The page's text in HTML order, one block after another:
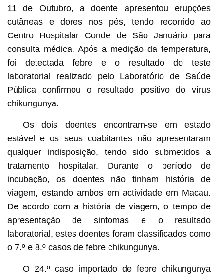
11 de Outubro, a doente apresentou erupções
cutâneas e dores nos pés, tendo recorrido ao
Centro Hospitalar Conde de São Januário para
consulta médica. Após a medição da temperatura,
foi detectada febre e o resultado do teste
laboratorial realizado pelo Laboratório de Saúde
Pública confirmou o resultado positivo do vírus
chikungunya.
Os dois doentes encontram-se em estado
estável e os seus coabitantes não apresentaram
qualquer indisposição, tendo sido submetidos a
tratamento hospitalar. Durante o período de
incubação, os doentes não tinham história de
viagem, estando ambos em actividade em Macau.
De acordo com a história de viagem, o tempo de
apresentação de sintomas e o resultado
laboratorial, estes doentes foram classificados como
o 7.º e 8.º casos de febre chikungunya.
O 24.º caso importado de febre chikungunya